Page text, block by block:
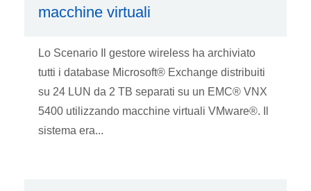
macchine virtuali
Lo Scenario Il gestore wireless ha archiviato
tutti i database Microsoft® Exchange distribuiti
su 24 LUN da 2 TB separati su un EMC® VNX
5400 utilizzando macchine virtuali VMware®. Il
sistema era...